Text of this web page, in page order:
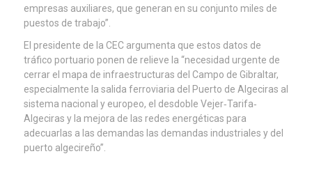
empresas auxiliares, que generan en su conjunto miles de
puestos de trabajo”.
El presidente de la CEC argumenta que estos datos de
tráfico portuario ponen de relieve la “necesidad urgente de
cerrar el mapa de infraestructuras del Campo de Gibraltar,
especialmente la salida ferroviaria del Puerto de Algeciras al
sistema nacional y europeo, el desdoble Vejer‐Tarifa‐
Algeciras y la mejora de las redes energéticas para
adecuarlas a las demandas las demandas industriales y del
puerto algecireño”.